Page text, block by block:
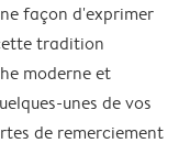
façon d'exprimer
tradition
moderne et
unes de vos
de remerciement